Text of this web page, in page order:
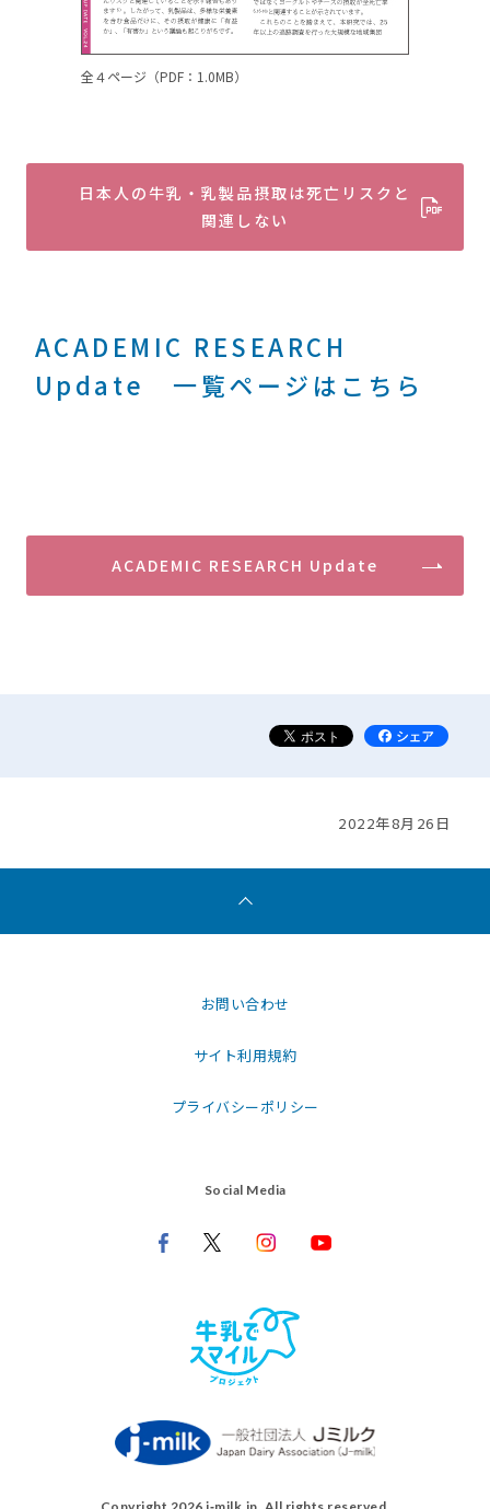
全４ページ（PDF：1.0MB）
日本人の牛乳・乳製品摂取は死亡リスクと
関連しない
ACADEMIC RESEARCH
Update 一覧ページはこちら
ACADEMIC RESEARCH Update
2022年8月26日
お問い合わせ
サイト利用規約
プライバシーポリシー
Social Media